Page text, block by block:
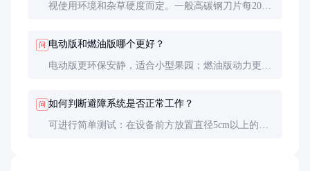
视使用环境和杂草硬度而定。一般高碳钢刀片每200
问 电动版和燃油版哪个更好？
电动版更环保安静，适合小型果园；燃油版动力更
问 如何判断避障系统是否正常工作？
可进行简单测试：在设备前方放置直径5cm以上的立